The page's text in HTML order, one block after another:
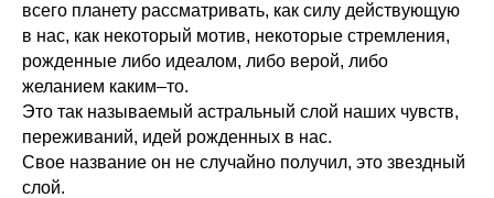
всего планету рассматривать, как силу действующую
в нас, как некоторый мотив, некоторые стремления,
рожденные либо идеалом, либо верой, либо
желанием каким–то.
Это так называемый астральный слой наших чувств,
переживаний, идей рожденных в нас.
Свое название он не случайно получил, это звездный
слой.